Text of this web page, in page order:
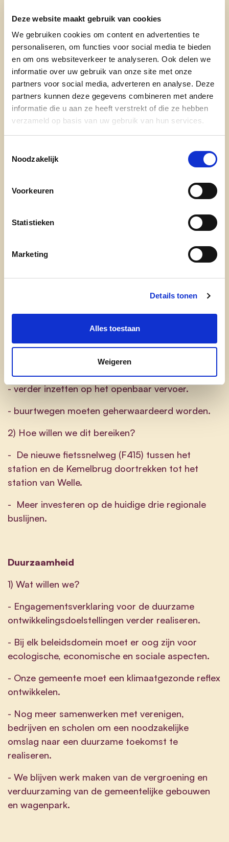
Deze website maakt gebruik van cookies
We gebruiken cookies om content en advertenties te
personaliseren, om functies voor social media te bieden
en om ons websiteverkeer te analyseren. Ook delen we
informatie over uw gebruik van onze site met onze
partners voor social media, adverteren en analyse. Deze
partners kunnen deze gegevens combineren met andere
informatie die u aan ze heeft verstrekt of die ze hebben
verzameld op basis van uw gebruik van hun services.
Noodzakelijk
Voorkeuren
Statistieken
Marketing
Details tonen
Alles toestaan
Weigeren
groeninrichting, toegankelijkheid voor minder
validen en doorlaatbaarheid.
- Investeringen tussen Denderleeuw en haar
deelgemeenten moeten beter gespreid worden.
- We maken ons sterk om in de volgende
legislatuur nieuwe voetpadprojecten op volgende
locaties te realiseren: Hoogsteenveld,
- Het centrum van Denderleeuw moet bereikbaar
Mobiliteit
Eerst Stappen, dan Trappen, vervolgens het
Openbaar vervoer en dan pas het Private
- extra aandacht voor voetgangers en fietsers bij
de heraanleg van straten of voetpaden.
- nieuwe fietssnelwegen.
- verder inzetten op het openbaar vervoer.
- buurtwegen moeten geherwaardeerd worden.
2) Hoe willen we dit bereiken?
- De nieuwe fietssnelweg (F415) tussen het
station en de Kemelbrug doortrekken tot het
station van Welle.
- Meer investeren op de huidige drie regionale
buslijnen.
Duurzaamheid
1) Wat willen we?
- Engagementsverklaring voor de duurzame
ontwikkelingsdoelstellingen verder realiseren.
- Bij elk beleidsdomein moet er oog zijn voor
ecologische, economische en sociale aspecten.
- Onze gemeente moet een klimaatgezonde reflex
ontwikkelen.
- Nog meer samenwerken met verenigen,
bedrijven en scholen om een noodzakelijke
omslag naar een duurzame toekomst te
realiseren.
- We blijven werk maken van de vergroening en
verduurzaming van de gemeentelijke gebouwen
en wagenpark.